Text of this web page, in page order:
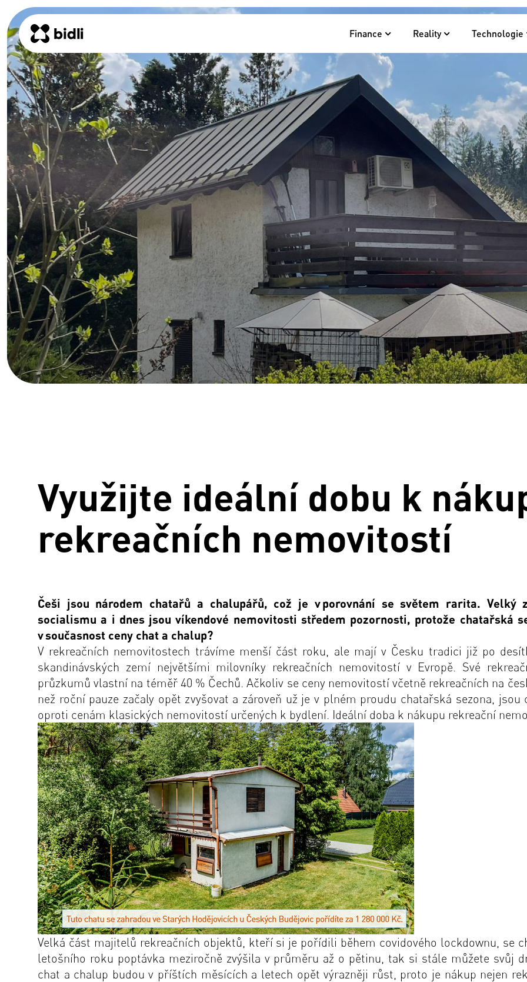
Finance Reality Technologie
Využijte ideální dobu k
rekreačních nemovitostí
Češi jsou národem chatařů a chalupářů, což je vporovnáníse světem rarita. Velký
socialismu a i dnes jsou víkendové nemovitosti středem pozornosti, protože chatařská
vsoučasnost ceny chat a chalup?
V rekreačních nemovitostech trávíme menší část roku, ale mají v Česku tradici již po
skandinávských zemí největšími milovníky rekreačních nemovitostí v Evropě. Své
průzkumů vlastní na téměř 40 % Čechů. Ačkoliv se ceny nemovitostí včetně rekreačních na
než roční pauze začaly opět zvyšovat a zároveň už je v plném proudu chatařská sezona,
oproti cenám klasických nemovitostí určených k bydlení. Ideální doba k nákupu rekreační
Velká část majitelů rekreačních objektů, kteří si je pořídili během covidového lockdownu, se
letošního roku poptávka meziročně zvýšila v průměru až o pětinu, tak si stále můžete svůj
chat a chalup budou v příštích měsících a letech opět výrazněji růst, proto je nákup nejen